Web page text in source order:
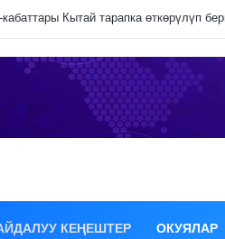
үчүн туура жууш ыкмасы айтылды
КЕҢЕШТЕР ОКУЯЛАР